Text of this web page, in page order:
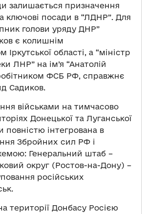
залишається призначення
ключові посади в “ЛДНР”. Для
голови уряду ДНР”
є колишнім
Іркутської області, а “міністр
ЛНР” на ім’я “Анатолій
ФСБ РФ, справжнє
Садиков.
військами на тимчасово
Донецької та Луганської
повністю інтегрована в
Збройних сил РФ і
Генеральний штаб –
округ (Ростов-на-Дону) –
російських
території Донбасу Росією